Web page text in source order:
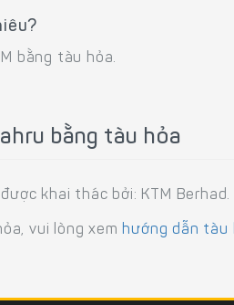
bằng tàu hỏa.
bằng tàu hỏa
khai thác bởi: KTM Berhad.
vui lòng xem hướng dẫn tàu